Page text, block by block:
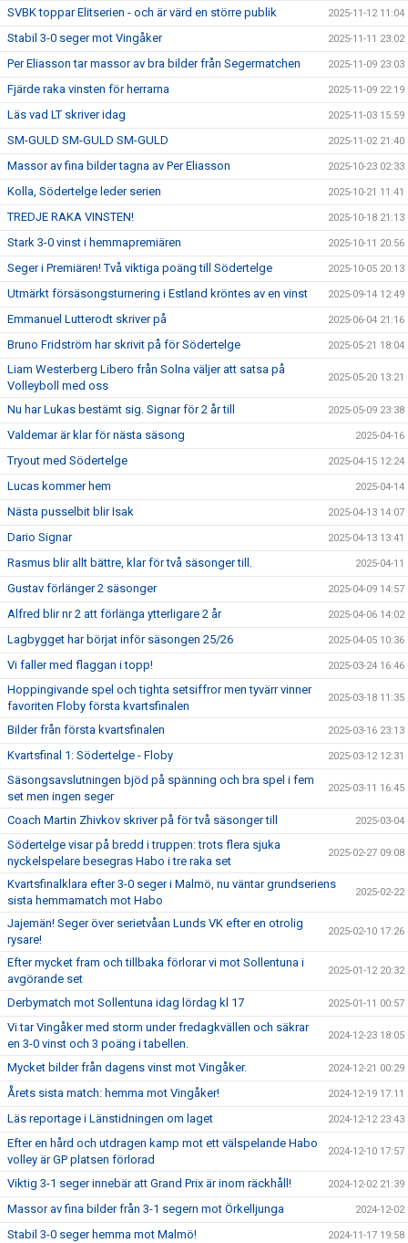
SVBK toppar Elitserien - och är värd en större publik 2025-11-12 11:04
Stabil 3-0 seger mot Vingåker 2025-11-11 23:02
Per Eliasson tar massor av bra bilder från Segermatchen 2025-11-09 23:03
Fjärde raka vinsten för herrarna 2025-11-09 22:19
Läs vad LT skriver idag 2025-11-03 15:59
SM-GULD SM-GULD SM-GULD 2025-11-02 21:40
Massor av fina bilder tagna av Per Eliasson 2025-10-23 02:33
Kolla, Södertelge leder serien 2025-10-21 11:41
TREDJE RAKA VINSTEN! 2025-10-18 21:13
Stark 3-0 vinst i hemmapremiären 2025-10-11 20:56
Seger i Premiären! Två viktiga poäng till Södertelge 2025-10-05 20:13
Utmärkt försäsongsturnering i Estland kröntes av en vinst 2025-09-14 12:49
Emmanuel Lutterodt skriver på 2025-06-04 21:16
Bruno Fridström har skrivit på för Södertelge 2025-05-21 18:04
Liam Westerberg Libero från Solna väljer att satsa på
Volleyboll med oss
2025-05-20 13:21
Nu har Lukas bestämt sig. Signar för 2 år till 2025-05-09 23:38
Valdemar är klar för nästa säsong 2025-04-16
Tryout med Södertelge 2025-04-15 12:24
Lucas kommer hem 2025-04-14
Nästa pusselbit blir Isak 2025-04-13 14:07
Dario Signar 2025-04-13 13:41
Rasmus blir allt bättre, klar för två säsonger till. 2025-04-11
Gustav förlänger 2 säsonger 2025-04-09 14:57
Alfred blir nr 2 att förlänga ytterligare 2 år 2025-04-06 14:02
Lagbygget har börjat inför säsongen 25/26 2025-04-05 10:36
Vi faller med flaggan i topp! 2025-03-24 16:46
Hoppingivande spel och tighta setsiffror men tyvärr vinner
favoriten Floby första kvartsfinalen
2025-03-18 11:35
Bilder från första kvartsfinalen 2025-03-16 23:13
Kvartsfinal 1: Södertelge - Floby 2025-03-12 12:31
Säsongsavslutningen bjöd på spänning och bra spel i fem
set men ingen seger
2025-03-11 16:45
Coach Martin Zhivkov skriver på för två säsonger till 2025-03-04
Södertelge visar på bredd i truppen: trots flera sjuka
nyckelspelare besegras Habo i tre raka set
2025-02-27 09:08
Kvartsfinalklara efter 3-0 seger i Malmö, nu väntar grundseriens
sista hemmamatch mot Habo
2025-02-22
Jajemän! Seger över serietvåan Lunds VK efter en otrolig
rysare!
2025-02-10 17:26
Efter mycket fram och tillbaka förlorar vi mot Sollentuna i
avgörande set
2025-01-12 20:32
Derbymatch mot Sollentuna idag lördag kl 17 2025-01-11 00:57
Vi tar Vingåker med storm under fredagkvällen och säkrar
en 3-0 vinst och 3 poäng i tabellen.
2024-12-23 18:05
Mycket bilder från dagens vinst mot Vingåker. 2024-12-21 00:29
Årets sista match: hemma mot Vingåker! 2024-12-19 17:11
Läs reportage i Länstidningen om laget 2024-12-12 23:43
Efter en hård och utdragen kamp mot ett välspelande Habo
volley är GP platsen förlorad
2024-12-10 17:57
Viktig 3-1 seger innebär att Grand Prix är inom räckhåll! 2024-12-02 21:39
Massor av fina bilder från 3-1 segern mot Örkelljunga 2024-12-02
Stabil 3-0 seger hemma mot Malmö! 2024-11-17 19:58